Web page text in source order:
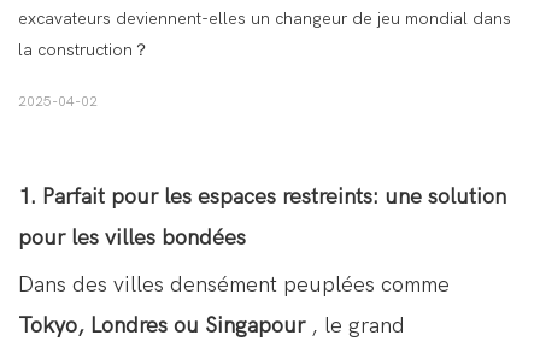
excavateurs deviennent-elles un changeur de jeu mondial dans
la construction？
2025-04-02
1. Parfait pour les espaces restreints: une solution
pour les villes bondées
Dans des villes densément peuplées comme
Tokyo, Londres ou Singapour , le grand